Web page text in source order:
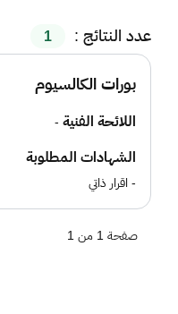
عدد النتائج : 1
بورات الكالسيوم
اللائحة الفنية -
الشهادات المطلوبة
- اقرار ذاتي
صفحة 1 من 1